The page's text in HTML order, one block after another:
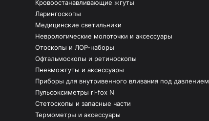
Кровоостанавливающие жгуты
Ларингоскопы
Медицинские светильники
Неврологические молоточки и аксессуары
Отоскопы и ЛОР-наборы
Офтальмоскопы и ретиноскопы
Пневможгуты и аксессуары
Приборы для внутривенного вливания под давлением
Пульсоксиметры ri-fox N
Стетоскопы и запасные части
Термометры и аксессуары